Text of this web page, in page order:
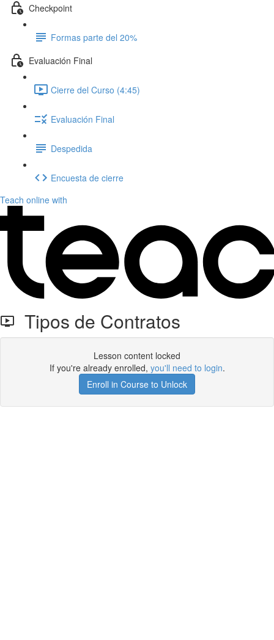
Checkpoint
Formas parte del 20%
Evaluación Final
Cierre del Curso (4:45)
Evaluación Final
Despedida
Encuesta de cierre
Teach online with
Tipos de Contratos
Lesson content locked
If you're already enrolled, you'll need to login.
Enroll in Course to Unlock